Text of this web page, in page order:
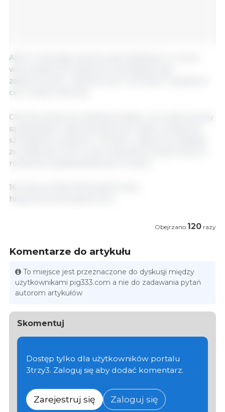
Alarm trzeciego poziomu jest najniższym w nowo
wprowadzonym systemie ostrzegania, aby
zaalarmować o nadmiernych wzrostach i spadkach
cen trzody chlewnej.
Chociaż cykliczne wahania podaży i cen wieprzowiny
są zjawiskiem ogólnoświatowym, takie wahania są
szczególnie wysokie w Chinach, częściowo dlatego,
że większość świń w tym kraju jest produkowana w
rodzinnych gospodarstwach rolnych.
16 czewca, 2021/ Xinhuanet/ Chiny.
http://www.xinhuanet.com/
Obejrzano 120 razy
Komentarze do artykułu
To miejsce jest przeznaczone do dyskusji między
użytkownikami pig333.com a nie do zadawania pytań
autorom artykułów
Skomentuj
Dostęp tylko dla użytkowników portalu
3trzy3. Zaloguj się aby dodać komentarz.
Zarejestruj się Zaloguj się